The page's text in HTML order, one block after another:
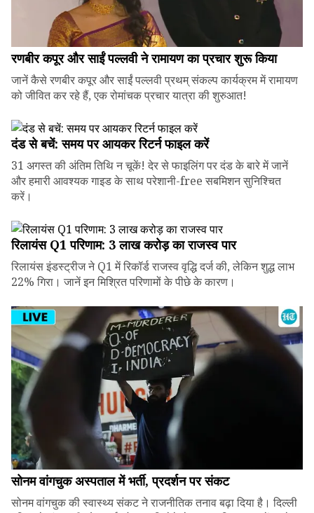
रणबीर कपूर और साईं पल्लवी ने रामायण का प्रचार शुरू किया
जानें कैसे रणबीर कपूर और साईं पल्लवी प्रथम् संकल्प कार्यक्रम में रामायण
को जीवित कर रहे हैं, एक रोमांचक प्रचार यात्रा की शुरुआत!
दंड से बचें: समय पर आयकर रिटर्न फाइल करें
31 अगस्त की अंतिम तिथि न चूकें! देर से फाइलिंग पर दंड के बारे में जानें
और हमारी आवश्यक गाइड के साथ परेशानी-free सबमिशन सुनिश्चित
करें।
रिलायंस Q1 परिणाम: ₹3 लाख करोड़ का राजस्व पार
रिलायंस इंडस्ट्रीज ने Q1 में रिकॉर्ड राजस्व वृद्धि दर्ज की, लेकिन शुद्ध लाभ
22% गिरा। जानें इन मिश्रित परिणामों के पीछे के कारण।
सोनम वांगचुक अस्पताल में भर्ती, प्रदर्शन पर संकट
सोनम वांगचुक की स्वास्थ्य संकट ने राजनीतिक तनाव बढ़ा दिया है। दिल्ली